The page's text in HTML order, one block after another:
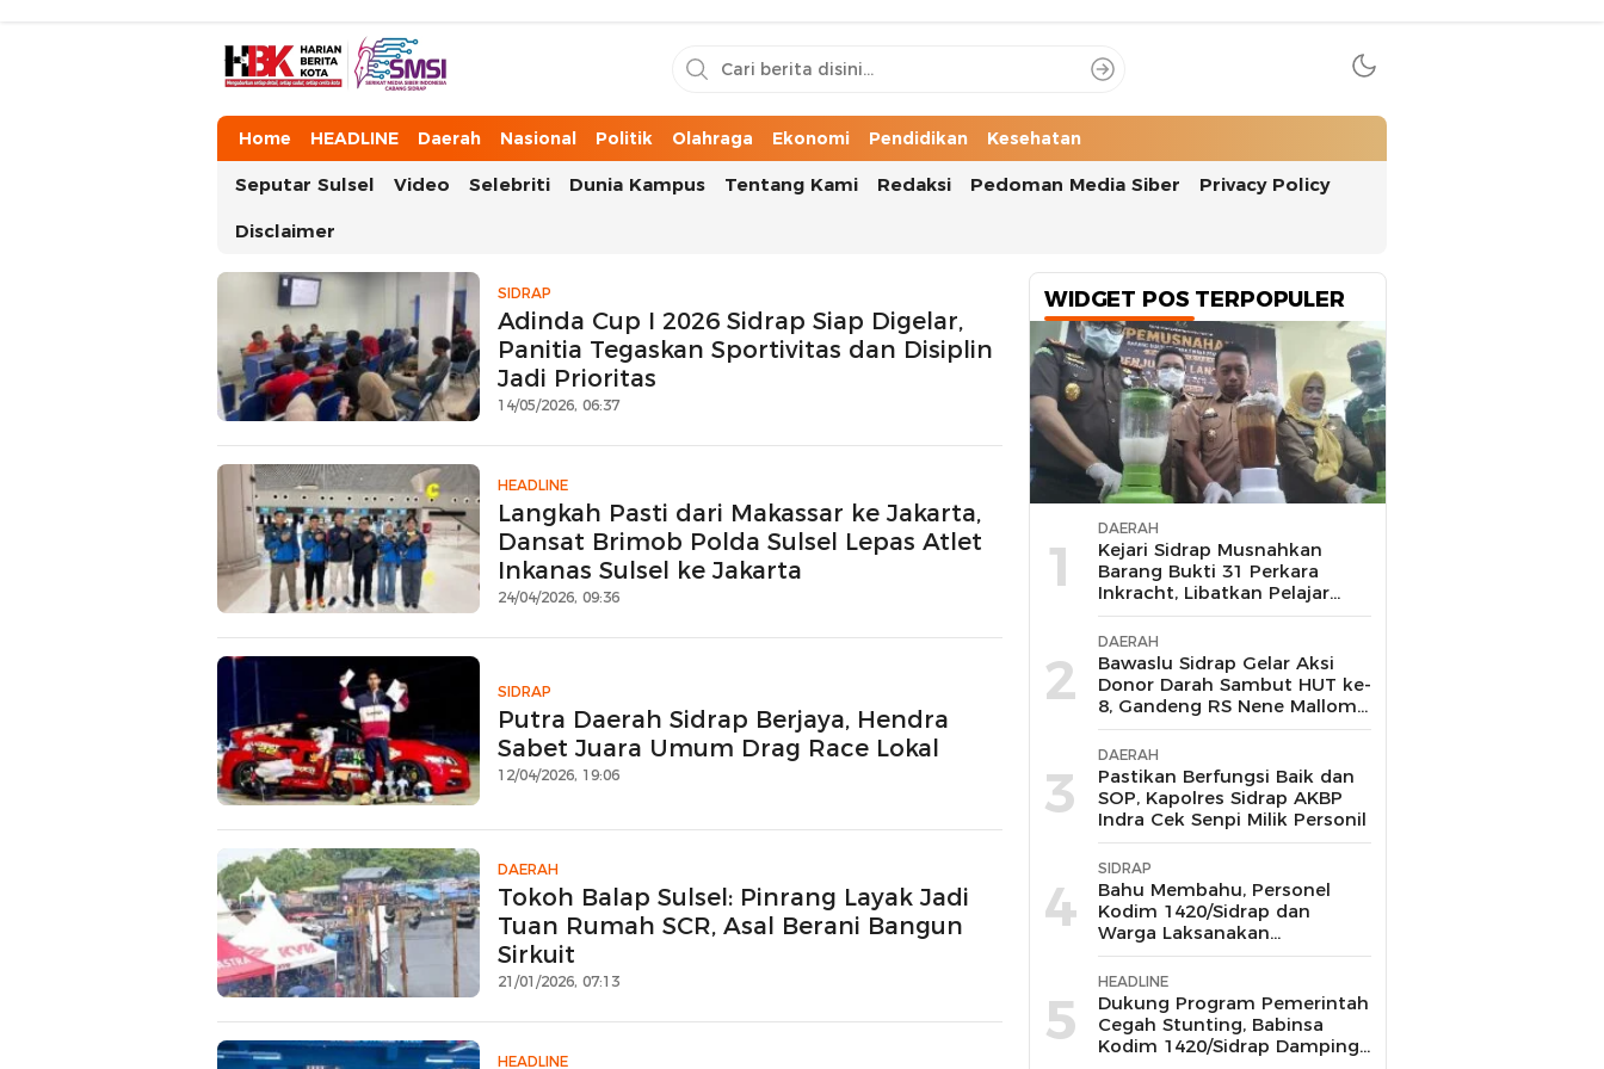
HarianBeritaKota
Mengabarkan Setiap Detil, Sudut, dan Cerita Kota
Home HEADLINE Daerah Nasional Politik Olahraga Ekonomi Pendidikan Kesehatan
Seputar Sulsel Video Selebriti Dunia Kampus Tentang Kami Redaksi Pedoman Media Siber Privacy Policy
Disclaimer
SIDRAP
Adinda Cup I 2026 Sidrap Siap Digelar,
Panitia Tegaskan Sportivitas dan Disiplin
Jadi Prioritas
14/05/2026, 06:37
HEADLINE
Langkah Pasti dari Makassar ke Jakarta,
Dansat Brimob Polda Sulsel Lepas Atlet
Inkanas Sulsel ke Jakarta
24/04/2026, 09:36
SIDRAP
Putra Daerah Sidrap Berjaya, Hendra
Sabet Juara Umum Drag Race Lokal
12/04/2026, 19:06
DAERAH
Tokoh Balap Sulsel: Pinrang Layak Jadi
Tuan Rumah SCR, Asal Berani Bangun
Sirkuit
21/01/2026, 07:13
HEADLINE
WIDGET POS TERPOPULER
1
DAERAH
Kejari Sidrap Musnahkan
Barang Bukti 31 Perkara
Inkracht, Libatkan Pelajar
untuk Edukasi Bahaya
Narkoba
2
DAERAH
Bawaslu Sidrap Gelar Aksi
Donor Darah Sambut HUT ke-
8, Gandeng RS Nene Mallomo
dan Polres
3
DAERAH
Pastikan Berfungsi Baik dan
SOP, Kapolres Sidrap AKBP
Indra Cek Senpi Milik Personil
4
SIDRAP
Bahu Membahu, Personel
Kodim 1420/Sidrap dan
Warga Laksanakan
Pemasangan Besi Bantalan
Lantai Jembatan Beton di
Desa Tana Toro
5
HEADLINE
Dukung Program Pemerintah
Cegah Stunting, Babinsa
Kodim 1420/Sidrap Dampingi